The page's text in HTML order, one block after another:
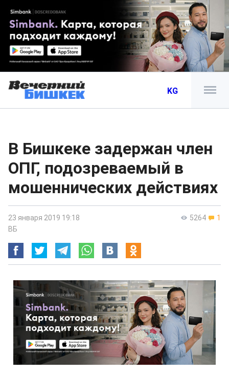
KG
В Бишкеке задержан член
ОПГ, подозреваемый в
мошеннических действиях
5264 1
23 января 2019 19:18
ВБ